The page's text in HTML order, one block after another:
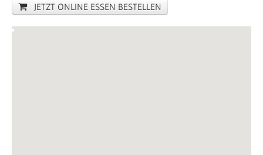
JETZT ONLINE ESSEN BESTELLEN